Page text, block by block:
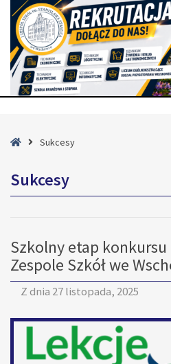
StronaSukcesy
Sukcesy
Szkolny etap konkursu
Zespole Szkół we
Z dnia 27 listopada, 2025